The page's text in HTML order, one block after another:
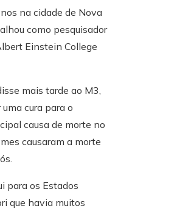
na cidade de Nova
como pesquisador
Einstein College
mais tarde ao M3,
cura para o
causa de morte no
causaram a morte
para os Estados
que havia muitos